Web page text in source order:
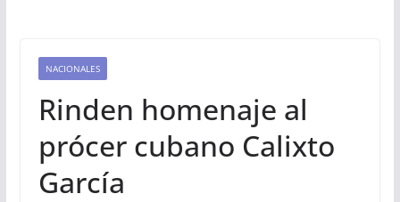
NACIONALES
Rinden homenaje al
prócer cubano Calixto
García